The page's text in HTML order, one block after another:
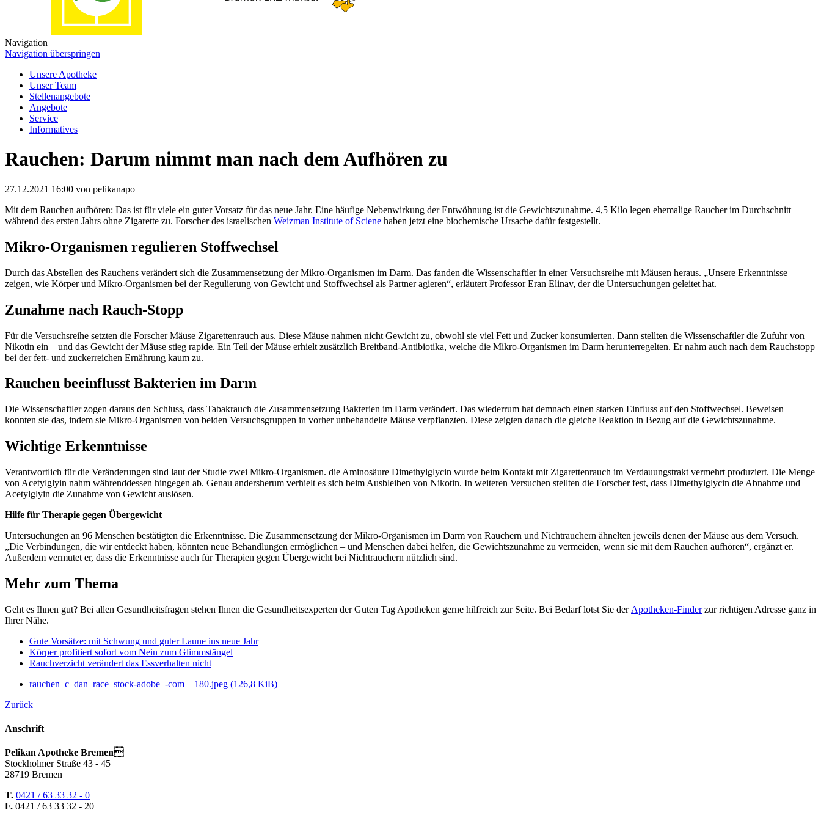
Navigation
Navigation überspringen
Unsere Apotheke
Unser Team
Stellenangebote
Angebote
Service
Informatives
Rauchen: Darum nimmt man nach dem Aufhören zu
27.12.2021 16:00 von pelikanapo
Mit dem Rauchen aufhören: Das ist für viele ein guter Vorsatz für das neue Jahr. Eine häufige Nebenwirkung der Entwöhnung ist die Gewichtszunahme. 4,5 Kilo legen ehemalige Raucher im Durchschnitt
während des ersten Jahrs ohne Zigarette zu. Forscher des israelischen Weizman Institute of Sciene haben jetzt eine biochemische Ursache dafür festgestellt.
Mikro-Organismen regulieren Stoffwechsel
Durch das Abstellen des Rauchens verändert sich die Zusammensetzung der Mikro-Organismen im Darm. Das fanden die Wissenschaftler in einer Versuchsreihe mit Mäusen heraus. „Unsere Erkenntnisse
zeigen, wie Körper und Mikro-Organismen bei der Regulierung von Gewicht und Stoffwechsel als Partner agieren“, erläutert Professor Eran Elinav, der die Untersuchungen geleitet hat.
Zunahme nach Rauch-Stopp
Für die Versuchsreihe setzten die Forscher Mäuse Zigarettenrauch aus. Diese Mäuse nahmen nicht Gewicht zu, obwohl sie viel Fett und Zucker konsumierten. Dann stellten die Wissenschaftler die Zufuhr von
Nikotin ein – und das Gewicht der Mäuse stieg rapide. Ein Teil der Mäuse erhielt zusätzlich Breitband-Antibiotika, welche die Mikro-Organismen im Darm herunterregelten. Er nahm auch nach dem Rauchstopp
bei der fett- und zuckerreichen Ernährung kaum zu.
Rauchen beeinflusst Bakterien im Darm
Die Wissenschaftler zogen daraus den Schluss, dass Tabakrauch die Zusammensetzung Bakterien im Darm verändert. Das wiederrum hat demnach einen starken Einfluss auf den Stoffwechsel. Beweisen
konnten sie das, indem sie Mikro-Organismen von beiden Versuchsgruppen in vorher unbehandelte Mäuse verpflanzten. Diese zeigten danach die gleiche Reaktion in Bezug auf die Gewichtszunahme.
Wichtige Erkenntnisse
Verantwortlich für die Veränderungen sind laut der Studie zwei Mikro-Organismen. die Aminosäure Dimethylglycin wurde beim Kontakt mit Zigarettenrauch im Verdauungstrakt vermehrt produziert. Die Menge
von Acetylglyin nahm währenddessen hingegen ab. Genau andersherum verhielt es sich beim Ausbleiben von Nikotin. In weiteren Versuchen stellten die Forscher fest, dass Dimethylglycin die Abnahme und
Acetylglyin die Zunahme von Gewicht auslösen.
Hilfe für Therapie gegen Übergewicht
Untersuchungen an 96 Menschen bestätigten die Erkenntnisse. Die Zusammensetzung der Mikro-Organismen im Darm von Rauchern und Nichtrauchern ähnelten jeweils denen der Mäuse aus dem Versuch.
„Die Verbindungen, die wir entdeckt haben, könnten neue Behandlungen ermöglichen – und Menschen dabei helfen, die Gewichtszunahme zu vermeiden, wenn sie mit dem Rauchen aufhören“, ergänzt er.
Außerdem vermutet er, dass die Erkenntnisse auch für Therapien gegen Übergewicht bei Nichtrauchern nützlich sind.
Mehr zum Thema
Geht es Ihnen gut? Bei allen Gesundheitsfragen stehen Ihnen die Gesundheitsexperten der Guten Tag Apotheken gerne hilfreich zur Seite. Bei Bedarf lotst Sie der Apotheken-Finderzur richtigen Adresse ganz in
Ihrer Nähe.
Gute Vorsätze: mit Schwung und guter Laune ins neue Jahr
Körper profitiert sofort vom Nein zum Glimmstängel
Rauchverzicht verändert das Essverhalten nicht
rauchen_c_dan_race_stock-adobe_-com__180.jpeg (126,8 KiB)
Zurück
Anschrift
Pelikan Apotheke Bremen
Stockholmer Straße 43 - 45
28719 Bremen
T. 0421 / 63 33 32 - 0
F. 0421 / 63 33 32 - 20